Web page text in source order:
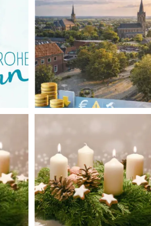
März 3
Mit dem dritten Licht
Dez. 14